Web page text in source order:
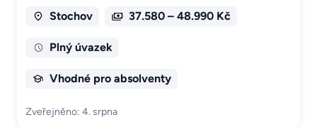
Stochov 37.580 – 48.990 Kč
Plný úvazek
Vhodné pro absolventy
Zveřejněno: 4. srpna